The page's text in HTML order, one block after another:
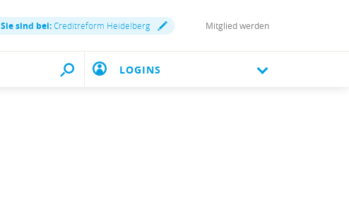
Sie sind bei:Creditreform Heidelberg Mitglied werden
LOGINS